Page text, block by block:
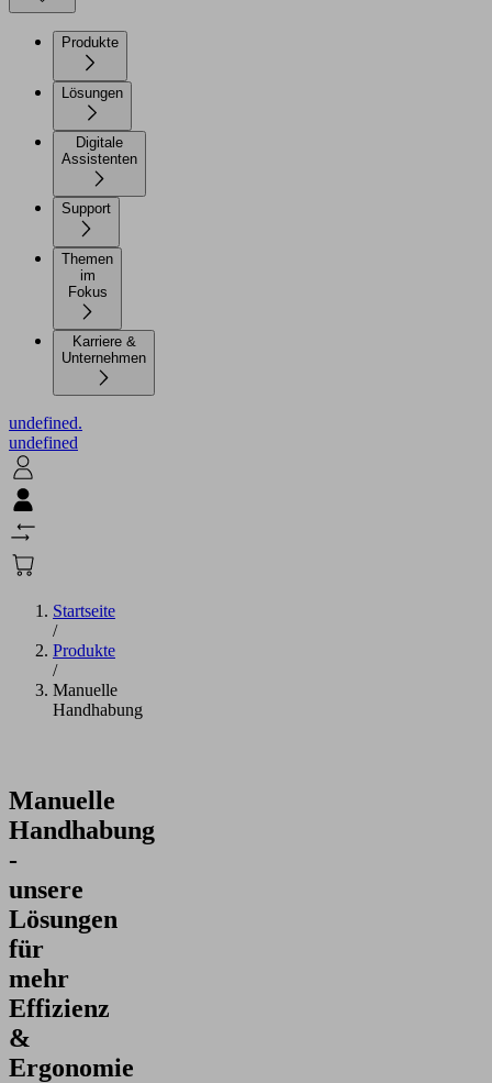
Produkte
Lösungen
Digitale
Assistenten
Support
Themen
im
Karriere &
Unternehmen
undefined.
undefined
Startseite
/
Produkte
/
Manuelle
Handhabung
Manuelle
Handhabung
-
unsere
Lösungen
für
mehr
Effizienz
&
Ergonomie